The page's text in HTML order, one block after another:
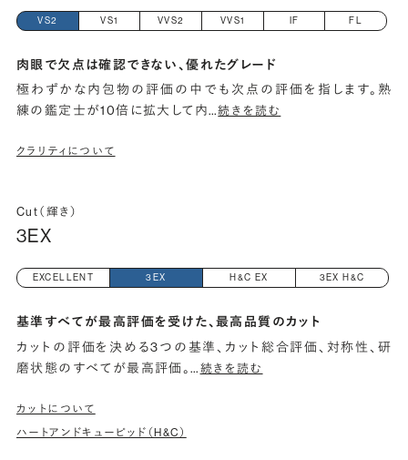
VS2 VS1 VVS2 VVS1 IF FL
肉眼で欠点は確認できない、優れたグレード
極わずかな内包物の評価の中でも次点の評価を指します。熟
練の鑑定士が10倍に拡大して内…続きを読む
クラリティについて
Cut（輝き）
3EX
EXCELLENT 3EX H&C EX 3EX H&C
基準すべてが最高評価を受けた、最高品質のカット
カットの評価を決める3つの基準、カット総合評価、対称性、研
磨状態のすべてが最高評価。… 続きを読む
カットについて
ハートアンドキューピッド（H&C）